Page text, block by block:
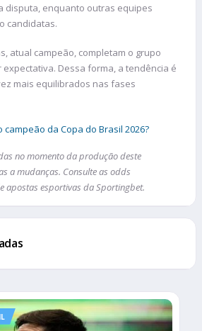
disputa, enquanto outras equipes
candidatas.
atual campeão, completam o grupo
expectativa. Dessa forma, a tendência é
mais equilibrados nas fases
campeão da Copa do Brasil 2026?
no momento da produção deste
a mudanças. Consulte as odds
apostas esportivas da Sportingbet.